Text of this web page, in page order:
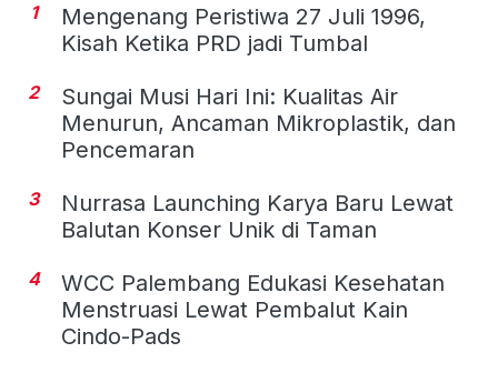
1
Mengenang Peristiwa 27 Juli 1996,
Kisah Ketika PRD jadi Tumbal
2
Sungai Musi Hari Ini: Kualitas Air
Menurun, Ancaman Mikroplastik, dan
Pencemaran
3
Nurrasa Launching Karya Baru Lewat
Balutan Konser Unik di Taman
4
WCC Palembang Edukasi Kesehatan
Menstruasi Lewat Pembalut Kain
Cindo-Pads